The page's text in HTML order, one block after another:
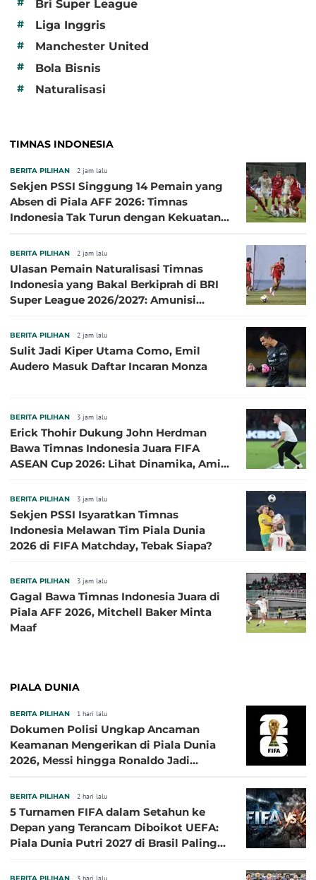
Bri Super League
# Liga Inggris
# Manchester United
# Bola Bisnis
# Naturalisasi
TIMNAS INDONESIA
BERITA PILIHAN 2 jam lalu
Sekjen PSSI Singgung 14 Pemain yang
Absen di Piala AFF 2026: Timnas
Indonesia Tak Turun dengan Kekuatan
BERITA PILIHAN 2 jam lalu
Ulasan Pemain Naturalisasi Timnas
Indonesia yang Bakal Berkiprah di BRI
Super League 2026/2027: Amunisi
BERITA PILIHAN 2 jam lalu
Sulit Jadi Kiper Utama Como, Emil
Audero Masuk Daftar Incaran Monza
BERITA PILIHAN 3 jam lalu
Erick Thohir Dukung John Herdman
Bawa Timnas Indonesia Juara FIFA
ASEAN Cup 2026: Lihat Dinamika, Amit-
BERITA PILIHAN 3 jam lalu
Sekjen PSSI Isyaratkan Timnas
Indonesia Melawan Tim Piala Dunia
2026 di FIFA Matchday, Tebak Siapa?
BERITA PILIHAN 3 jam lalu
Gagal Bawa Timnas Indonesia Juara di
Piala AFF 2026, Mitchell Baker Minta
Maaf
PIALA DUNIA
BERITA PILIHAN 1 hari lalu
Dokumen Polisi Ungkap Ancaman
Keamanan Mengerikan di Piala Dunia
2026, Messi hingga Ronaldo Jadi
BERITA PILIHAN 2 hari lalu
5 Turnamen FIFA dalam Setahun ke
Depan yang Terancam Diboikot UEFA:
Piala Dunia Putri 2027 di Brasil Paling